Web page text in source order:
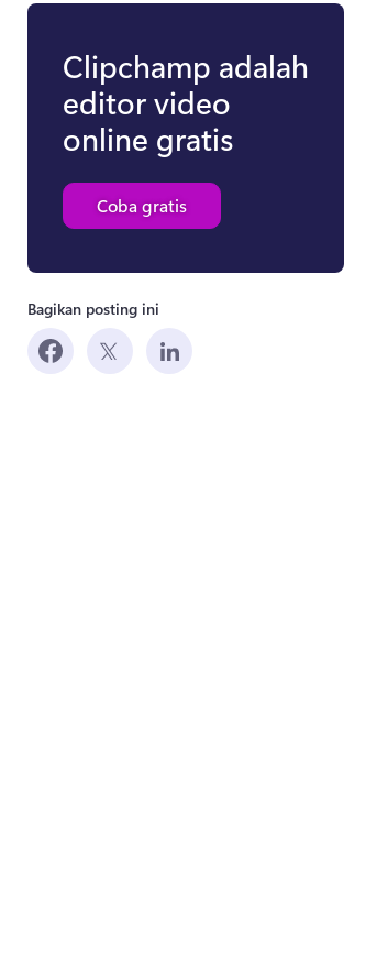
Clipchamp adalah
editor video
online gratis
Coba gratis
Bagikan posting ini